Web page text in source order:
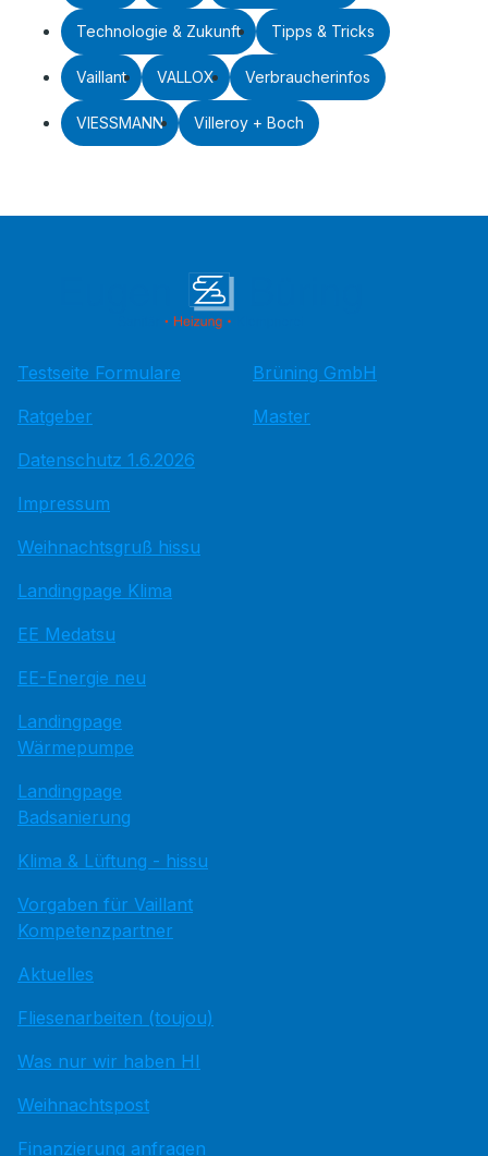
Technologie & Zukunft Tipps & Tricks
Vaillant VALLOX Verbraucherinfos
VIESSMANN Villeroy + Boch
Testseite Formulare
Ratgeber
Datenschutz 1.6.2026
Impressum
Weihnachtsgruß hissu
Landingpage Klima
EE Medatsu
EE-Energie neu
Landingpage
Wärmepumpe
Landingpage
Badsanierung
Klima & Lüftung - hissu
Vorgaben für Vaillant
Kompetenzpartner
Aktuelles
Fliesenarbeiten (toujou)
Was nur wir haben HI
Weihnachtspost
Finanzierung anfragen
Brüning GmbH
Master